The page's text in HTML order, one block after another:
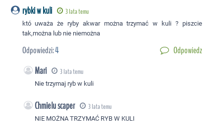
rybki w kuli 3 lata temu
któ uważa że ryby akwar można trzymać w kuli ? piszcie
tak,można lub nie niemożna
Odpowiedzi:4 Odpowiedz
Mari 3 lata temu
Nie trzymaj ryb w kuli
Chmielu scaper 3 lata temu
NIE MOŻNA TRZYMAĆ RYB W KULI